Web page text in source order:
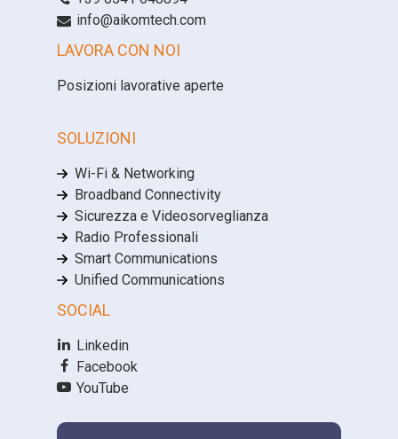
info@aikomtech.com
LAVORA CON NOI
Posizioni lavorative aperte
SOLUZIONI
Wi-Fi & Networking
Broadband Connectivity
Sicurezza e Videosorveglianza
Radio Professionali
Smart Communications
Unified Communications
SOCIAL
Linkedin
Facebook
YouTube